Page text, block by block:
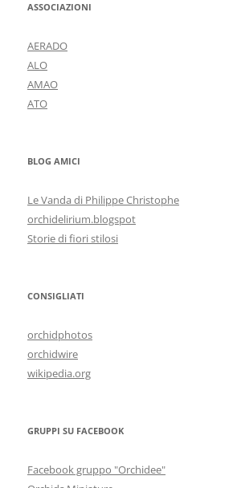
ASSOCIAZIONI
AERADO
ALO
AMAO
ATO
BLOG AMICI
Le Vanda di Philippe Christophe
orchidelirium.blogspot
Storie di fiori stilosi
CONSIGLIATI
orchidphotos
orchidwire
wikipedia.org
GRUPPI SU FACEBOOK
Facebook gruppo "Orchidee"